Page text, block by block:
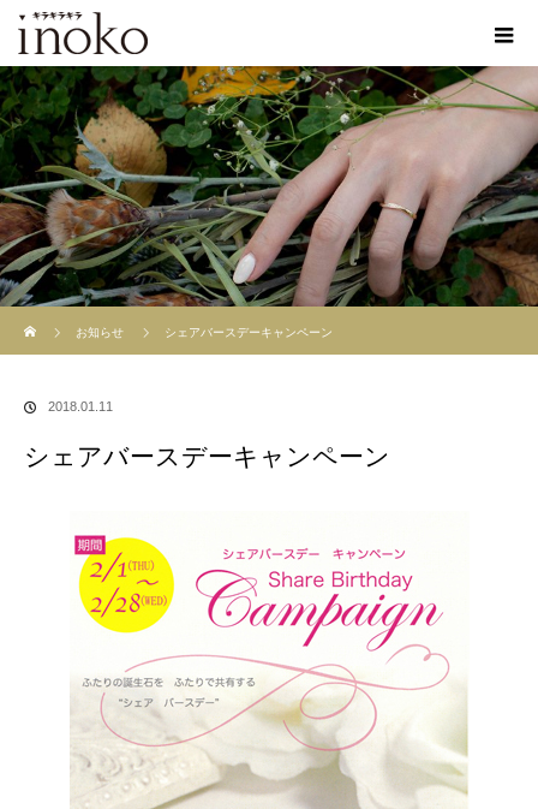
お知らせ
シェアバースデーキャンペーン
2018.01.11
シェアバースデーキャンペーン